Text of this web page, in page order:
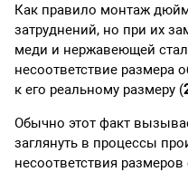
Как правило монтаж
затруднений, но при их
меди и нержавеющей
несоответствие размера
к его реальному размеру (
Обычно этот факт
заглянуть в процессы
несоответствия